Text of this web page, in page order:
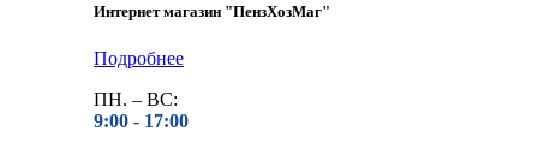
Интернет магазин "ПензХозМаг"
Подробнее
ПН. – ВС:
9:00 - 17:00